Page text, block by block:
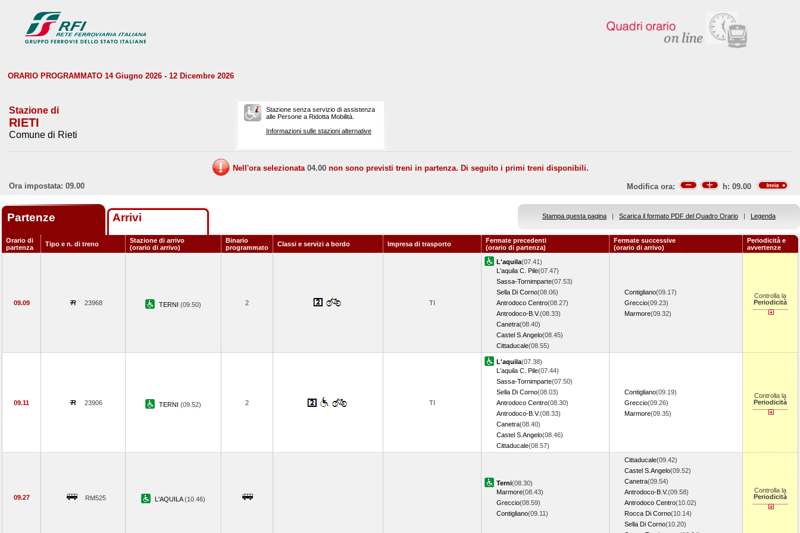
ORARIO PROGRAMMATO 14 Giugno 2026 - 12 Dicembre 2026
Stazione di
RIETI
Comune di Rieti
Stazione senza servizio di assistenza
alle Persone a Ridotta Mobilità.
Informazioni sulle stazioni alternative
Nell'ora selezionata 04.00 non sono previsti treni in partenza. Di seguito i primi treni disponibili.
Ora impostata: 09.00
Modifica ora: h: 09.00
Partenze Arrivi Stampa questa pagina | Scarica il formato PDF del Quadro Orario | Legenda
Orario di
partenza
Tipo e n. di treno
Stazione di arrivo
(orario di arrivo)
Binario
programmato
Classi e servizi a bordo Impresa di trasporto
Fermate precedenti
(orario di partenza)
Fermate successive
(orario di arrivo)
Periodicità e
avvertenze
09.09 23968 TERNI (09.50) 2 TI
L'aquila(07.41)
L'aquila C. Pile(07.47)
Sassa-Tornimparte(07.53)
Sella Di Corno(08.06)
Antrodoco Centro(08.27)
Antrodoco-B.V.(08.33)
Canetra(08.40)
Castel S.Angelo(08.45)
Cittaducale(08.55)
Contigliano(09.17)
Greccio(09.23)
Marmore(09.32)
Controlla la
Periodicità
09.11 23906 TERNI (09.52) 2 TI
L'aquila(07.38)
L'aquila C. Pile(07.44)
Sassa-Tornimparte(07.50)
Sella Di Corno(08.03)
Antrodoco Centro(08.30)
Antrodoco-B.V.(08.33)
Canetra(08.40)
Castel S.Angelo(08.46)
Cittaducale(08.57)
Contigliano(09.19)
Greccio(09.26)
Marmore(09.35)
Controlla la
Periodicità
09.27 RM525 L'AQUILA(10.46)
Terni(08.30)
Marmore(08.43)
Greccio(08.59)
Contigliano(09.11)
Cittaducale(09.42)
Castel S.Angelo(09.52)
Canetra(09.54)
Antrodoco-B.V.(09.58)
Antrodoco Centro(10.02)
Rocca Di Corno(10.14)
Sella Di Corno(10.20)
Controlla la
Periodicità